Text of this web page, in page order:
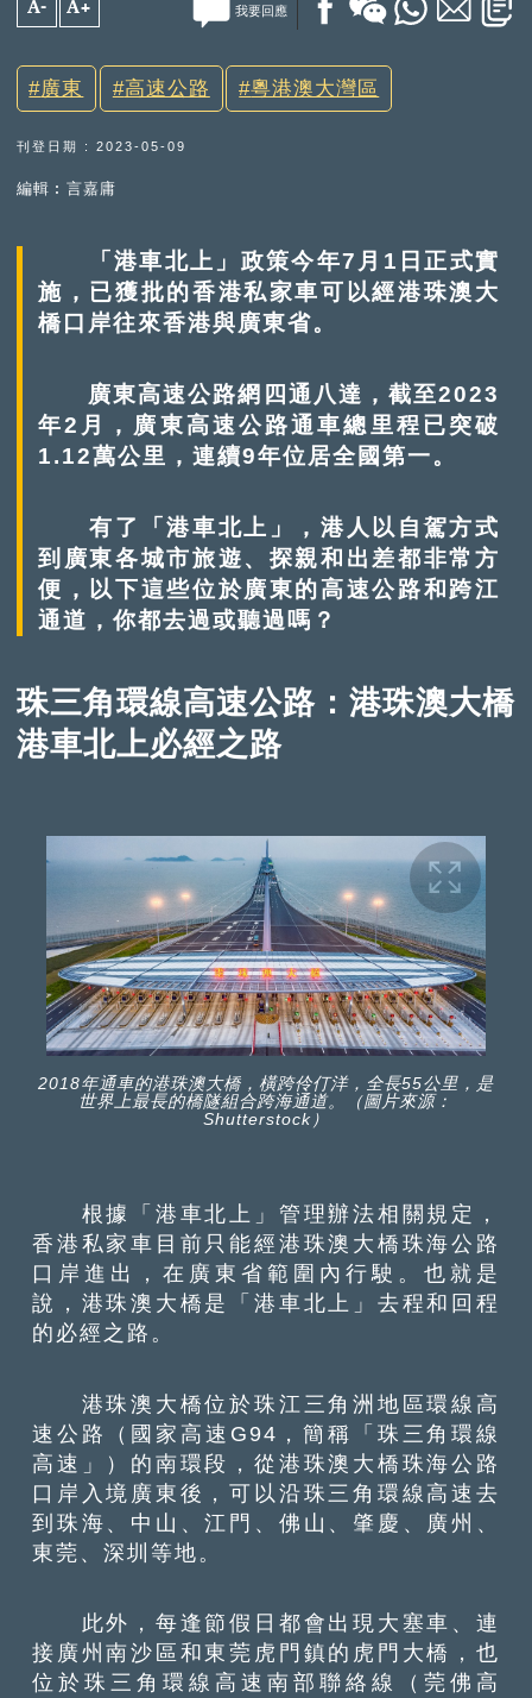
A- A+ 我要回應
廣東 高速公路 粵港澳大灣區
刊登日期 : 2023-05-09
編輯︰言嘉庸
「港車北上」政策今年7月1日正式實
施，已獲批的香港私家車可以經港珠澳大
橋口岸往來香港與廣東省。
廣東高速公路網四通八達，截至2023
年2月，廣東高速公路通車總里程已突破
1.12萬公里，連續9年位居全國第一。
有了「港車北上」，港人以自駕方式
到廣東各城市旅遊、探親和出差都非常方
便，以下這些位於廣東的高速公路和跨江
通道，你都去過或聽過嗎？
珠三角環線高速公路：港珠澳大橋
港車北上必經之路
2018年通車的港珠澳大橋，橫跨伶仃洋，全長55公里，是
世界上最長的橋隧組合跨海通道。（圖片來源：
Shutterstock）
根據「港車北上」管理辦法相關規定，
香港私家車目前只能經港珠澳大橋珠海公路
口岸進出，在廣東省範圍內行駛。也就是
說，港珠澳大橋是「港車北上」去程和回程
的必經之路。
港珠澳大橋位於珠江三角洲地區環線高
速公路（國家高速G94，簡稱「珠三角環線
高速」）的南環段，從港珠澳大橋珠海公路
口岸入境廣東後，可以沿珠三角環線高速去
到珠海、中山、江門、佛山、肇慶、廣州、
東莞、深圳等地。
此外，每逢節假日都會出現大塞車、連
接廣州南沙區和東莞虎門鎮的虎門大橋，也
位於珠三角環線高速南部聯絡線（莞佛高